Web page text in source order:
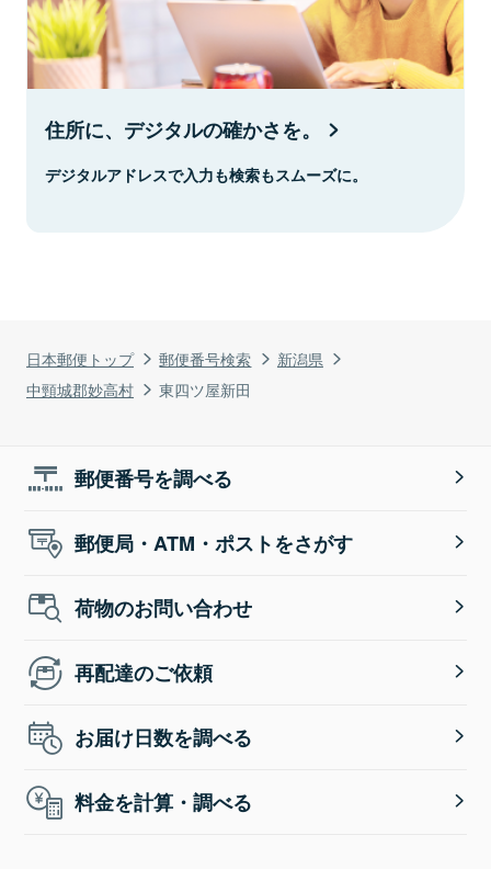
日本郵便トップ 郵便番号検索
新潟県
中頸城郡妙高村
東四ツ屋新田
住所に、デジタルの確かさを。
デジタルアドレスで入力も検索もスムーズに。
郵便番号を調べる
郵便局・ATM・ポストをさがす
荷物のお問い合わせ
再配達のご依頼
お届け日数を調べる
料金を計算・調べる